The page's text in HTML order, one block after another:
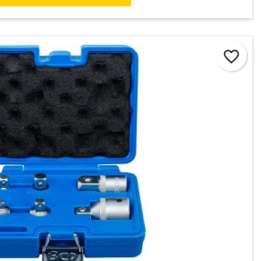
favorite_border